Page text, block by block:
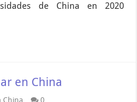
de China en 2020
en China
China 0